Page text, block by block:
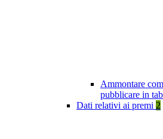
Ammontare
pubblicare in
Dati relativi ai premi 2